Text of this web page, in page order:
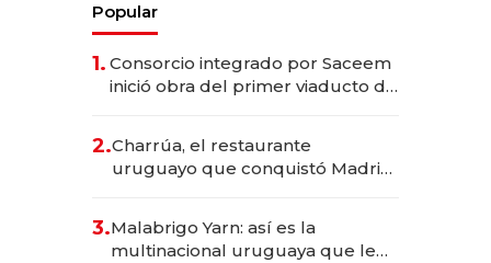
Popular
1. Consorcio integrado por Saceem
inició obra del primer viaducto de
millones
2.Charrúa, el restaurante
uruguayo que conquistó Madrid:
anticipación y prepara apertura
3.Malabrigo Yarn: así es la
multinacional uruguaya que le